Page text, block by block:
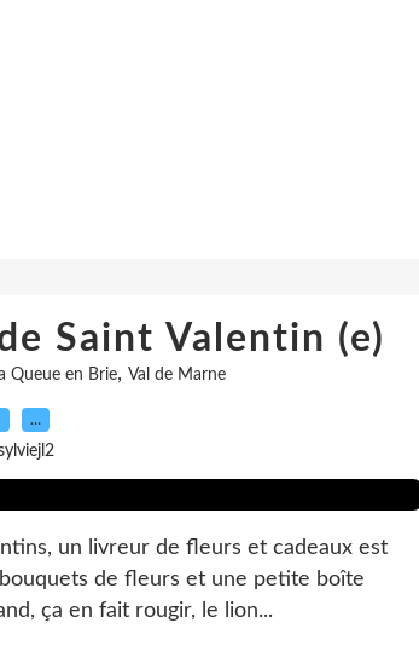
Saint Valentin (e)
Queue en Brie, Val de Marne
…
un livreur de fleurs et cadeaux est
de fleurs et une petite boîte
ça en fait rougir, le lion...